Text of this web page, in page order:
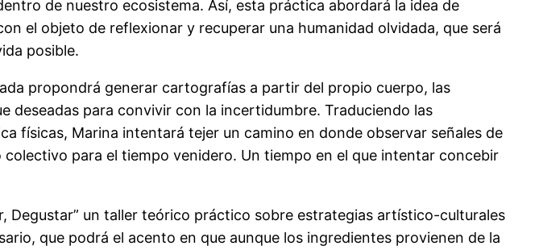
de nuestro ecosistema. Así, esta práctica abordará la idea de
el objeto de reflexionar y recuperar una humanidad olvidada, que será
posible.
propondrá generar cartografías a partir del propio cuerpo, las
deseadas para convivir con la incertidumbre. Traduciendo las
físicas, Marina intentará tejer un camino en donde observar señales de
para el tiempo venidero. Un tiempo en el que intentar concebir
Degustar” un taller teórico práctico sobre estrategias artístico-culturales
que podrá el acento en que aunque los ingredientes provienen de la